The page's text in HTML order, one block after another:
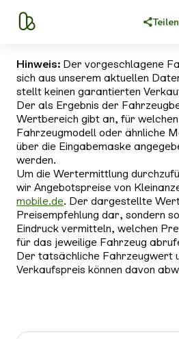
Teilen
Hinweis: Der vorgeschlagene
sich aus unserem aktuellen
stellt keinen garantierten
Der als Ergebnis der
Wertbereich gibt an, für
Fahrzeugmodell oder ähnliche
über die Eingabemaske
werden.
Um die Wertermittlung
wir Angebotspreise von
mobile.de. Der dargestellte
Preisempfehlung dar, sondern
Eindruck vermitteln, welchen
für das jeweilige Fahrzeug
Der tatsächliche Fahrzeugwert
Verkaufspreis können davon